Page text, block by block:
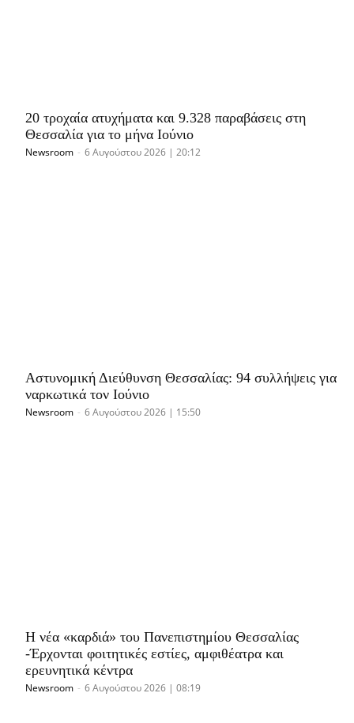
20 τροχαία ατυχήματα και 9.328 παραβάσεις στη
Θεσσαλία για το μήνα Ιούνιο
Newsroom - 6 Αυγούστου 2026 | 20:12
Αστυνομική Διεύθυνση Θεσσαλίας: 94 συλλήψεις για
ναρκωτικά τον Ιούνιο
Newsroom - 6 Αυγούστου 2026 | 15:50
Η νέα «καρδιά» του Πανεπιστημίου Θεσσαλίας
-Έρχονται φοιτητικές εστίες, αμφιθέατρα και
ερευνητικά κέντρα
Newsroom - 6 Αυγούστου 2026 | 08:19